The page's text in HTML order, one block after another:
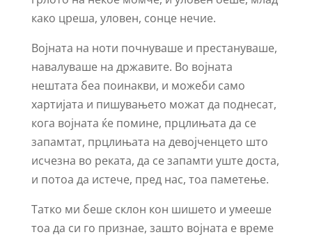
како цреша, уловен, сонце нечие.
Војната на ноти почнуваше и престануваше,
навалуваше на државите. Во војната
нештата беа поинакви, и можеби само
хартијата и пишувањето можат да поднесат,
кога војната ќе помине, прцлињата да се
запамтат, прцлињата на девојченцето што
исчезна во реката, да се запамти уште доста,
и потоа да истече, пред нас, тоа паметење.
Татко ми беше склон кон шишето и умееше
тоа да си го признае, зашто војната е време